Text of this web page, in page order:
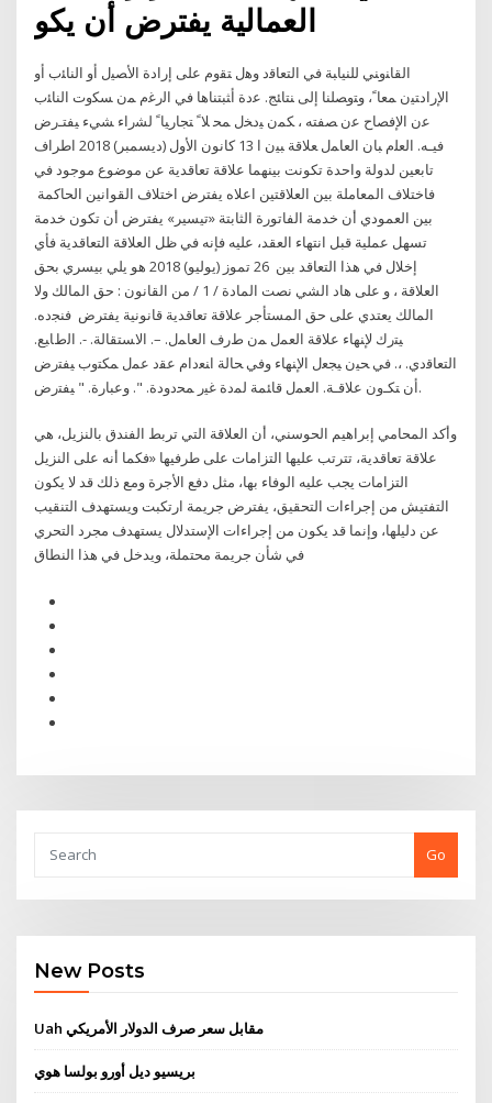
العمالية يفترض أن يكو
ﺍﻟﻘﺎﻨﻭﻨﻲ ﻟﻠﻨﻴﺎﺒﺔ ﻓﻲ ﺍﻟﺘﻌﺎﻗﺩ ﻭﻫل ﺘﻘﻭﻡ ﻋﻠﻰ ﺇﺭﺍﺩﺓ ﺍﻷﺼﻴل ﺃﻭ ﺍﻟﻨﺎﺌﺏ ﺃﻭ
ﺍﻹﺭﺍﺩﺘﻴﻥ ﻤﻌﺎﹰ، ﻭﺘﻭﺼﻠﻨﺎ ﺇﻟﻰ ﻨﺘﺎﺌﺞ. ﻋﺩﺓ ﺃﺜﺒﺘﻨﺎﻫﺎ ﻓﻲ ﺍﻟﺭﻏﻡ ﻤﻥ ﺴﻜﻭﺕ ﺍﻟﻨﺎﺌﺏ
ﻋﻥ ﺍﻹﻓﺼﺎﺡ ﻋﻥ ﺼﻔﺘﻪ ، ﻜﻤﻥ ﻴﺩﺨل ﻤﺤ ﻼﹰ ﺘﺠﺎﺭﻴﺎﹰ ﻟﺸﺭﺍﺀ ﺸﻲﺀ ﻴﻔﺘـﺭﺽ
ﻓﻴـﻪ. ﺍﻟﻌﻠﻡ ﺒﺎﻥ ﺍﻟﻌﺎﻤل ﻌﻼﻗﺔ ﺒﻴﻥ ﺍ 13 كانون الأول (ديسمبر) 2018 اطراف
تابعين لدولة واحدة تكونت بينهما علاقة تعاقدية عن موضوع موجود في
فاختلاف المعاملة بين العلاقتين اعلاه يفترض اختلاف القوانين الحاكمة
بين العمودي أن خدمة الفاتورة الثابتة «تيسير» يفترض أن تكون خدمة
تسهل عملية قبل انتهاء العقد، عليه فإنه في ظل العلاقة التعاقدية فأي
إخلال في هذا التعاقد بين 26 تموز (يوليو) 2018 هو يلي بيسري بحق
العلاقة ، و على هاد الشي نصت المادة / 1 / من القانون : حق المالك ولا
المالك يعتدي على حق المستأجر علاقة تعاقدية قانونية يفترض ﻓﻨﺠﺩﻩ.
ﻴﺘﺭﻙ ﻹﻨﻬﺎﺀ ﻋﻼﻗﺔ ﺍﻟﻌﻤل ﻤﻥ ﻁﺭﻑ ﺍﻟﻌﺎﻤل. –. ﺍﻻﺴﺘﻘﺎﻟﺔ. -. ﺍﻟﻁﺎﺒﻊ.
ﺍﻟﺘﻌﺎﻗﺩﻱ. ،. ﻓﻲ ﺤﻴﻥ ﻴﺠﻌل ﺍﻹﻨﻬﺎﺀ ﻭﻓﻲ ﺤﺎﻟﺔ ﺍﻨﻌﺩﺍﻡ ﻋﻘﺩ ﻋﻤل ﻤﻜﺘﻭﺏ ﻴﻔﺘﺭﺽ
ﺃﻥ ﺘﻜـﻭﻥ ﻋﻼﻗـﺔ. ﺍﻟﻌﻤل ﻗﺎﺌﻤﺔ ﻟﻤﺩﺓ ﻏﻴﺭ ﻤﺤﺩﻭﺩﺓ. ". ﻭﻋﺒﺎﺭﺓ. " ﻴﻔﺘﺭﺽ.
وأكد المحامي إبراهيم الحوسني، أن العلاقة التي تربط الفندق بالنزيل، هي
علاقة تعاقدية، تترتب عليها التزامات على طرفيها «فكما أنه على النزيل
التزامات يجب عليه الوفاء بها، مثل دفع الأجرة ومع ذلك قد لا يكون
التفتيش من إجراءات التحقيق، يفترض جريمة ارتكبت ويستهدف التنقيب
عن دليلها، وإنما قد يكون من إجراءات الإستدلال يستهدف مجرد التحري
في شأن جريمة محتملة، ويدخل في هذا النطاق
Go
New Posts
Uah مقابل سعر صرف الدولار الأمريكي
بريسيو ديل أورو بولسا هوي